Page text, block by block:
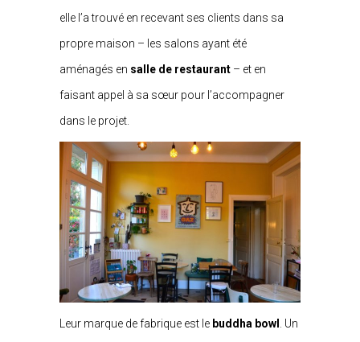
elle l’a trouvé en recevant ses clients dans sa
propre maison – les salons ayant été
aménagés en salle de restaurant – et en
faisant appel à sa sœur pour l’accompagner
dans le projet.
Leur marque de fabrique est le buddha bowl . Un